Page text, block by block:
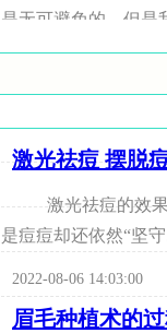
是无可避免的，但是
说通过热玛吉的方法
假体隆鼻的效
鼻子不好看，我还
激光祛痘 摆脱
激光祛痘的效果怎
是痘痘却还依然“坚守
2022-08-06 14:03:00
眉毛种植术的